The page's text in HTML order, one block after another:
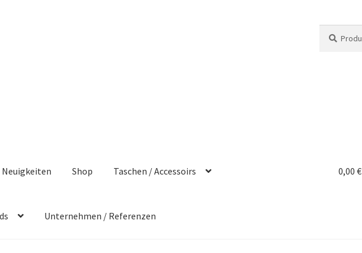
nach:
Neuigkeiten Shop Taschen / Accessoirs
Unternehmen / Referenzen
0,00€